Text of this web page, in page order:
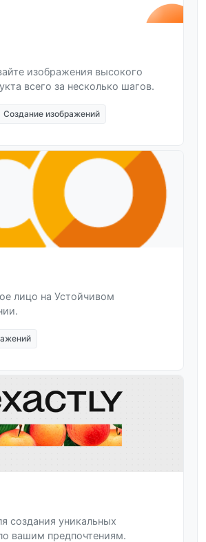
изображения высокого
всего за несколько шагов.
Создание изображений
лицо на Устойчивом
создания уникальных
вашим предпочтениям.